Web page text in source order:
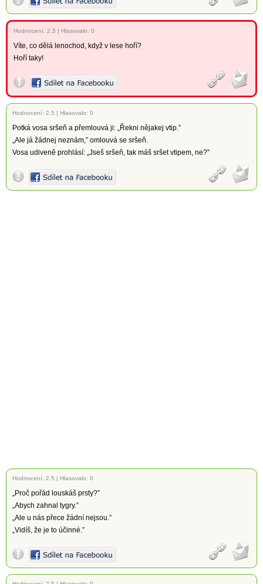
Hodnocení: 2.5 | Hlasovalo: 0
Víte, co dělá lenochod, když v lese hoří?
Hoří taky!
Hodnocení: 2.5 | Hlasovalo: 0
Potká vosa sršeň a přemlouvá ji: „Řekni nějakej vtip.”
„Ale já žádnej neznám,” omlouvá se sršeň.
Vosa udiveně prohlásí: „Jseš sršeň, tak máš sršet vtipem, ne?”
Hodnocení: 2.5 | Hlasovalo: 0
„Proč pořád louskáš prsty?”
„Abych zahnal tygry.”
„Ale u nás přece žádní nejsou.”
„Vidíš, že je to účinné.”